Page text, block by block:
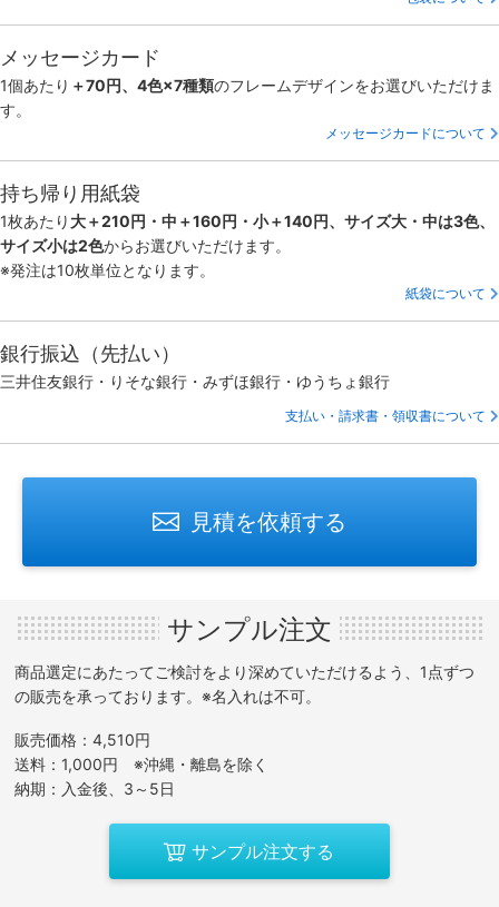
メッセージカード
1個あたり ＋70円、4色×7種類のフレームデザインをお選びいただけま
す。
メッセージカードについて
持ち帰り用紙袋
1枚あたり 大＋210円・中＋160円・小＋140円、サイズ大・中は3色、
サイズ小は2色からお選びいただけます。
※発注は10枚単位となります。
紙袋について
銀行振込（先払い）
三井住友銀行・りそな銀行・みずほ銀行・ゆうちょ銀行
支払い・請求書・領収書について
見積を依頼する
サンプル注文
商品選定にあたってご検討をより深めていただけるよう、1点ずつ
の販売を承っております。※名入れは不可。
販売価格：4,510円
送料：1,000円 ※沖縄・離島を除く
納期：入金後、3～5日
サンプル注文する